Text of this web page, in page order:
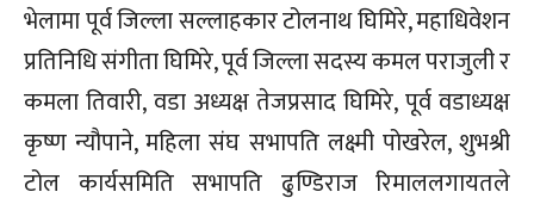
भेलामा पूर्व जिल्ला सल्लाहकार टोलनाथ घिमिरे, महाधिवेशन
प्रतिनिधि संगीता घिमिरे, पूर्व जिल्ला सदस्य कमल पराजुली र
कमला तिवारी, वडा अध्यक्ष तेजप्रसाद घिमिरे, पूर्व वडाध्यक्ष
कृष्ण न्यौपाने, महिला संघ सभापति लक्ष्मी पोखरेल, शुभश्री
टोल कार्यसमिति सभापति ढुण्डिराज रिमाललगायतले